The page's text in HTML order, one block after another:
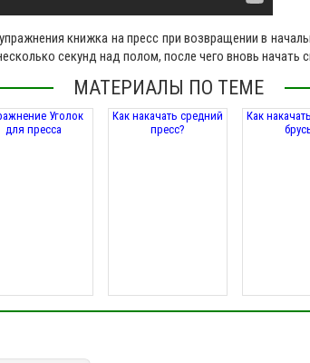
книжка на пресс при возвращении в
секунд над полом, после чего вновь начать
МАТЕРИАЛЫ ПО ТЕМЕ
Уголок
для пресса
Как накачать средний
пресс?
Как